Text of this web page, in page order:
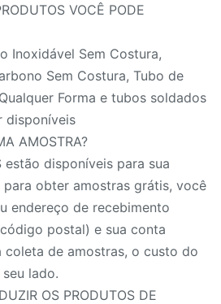
VOCÊ PODE
Inoxidável Sem Costura,
Sem Costura, Tubo de
Forma e tubos soldados
disponíveis
AMOSTRA?
estão disponíveis para sua
obter amostras grátis, você
endereço de recebimento
postal) e sua conta
coleta de amostras, o custo do
lado.
OS PRODUTOS DE